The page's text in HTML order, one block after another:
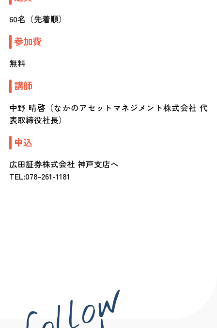
60名（先着順）
参加費
無料
講師
中野 晴啓（なかのアセットマネジメント株式会社 代
表取締役社長）
申込
広田証券株式会社 神戸支店へ
TEL:078-261-1181